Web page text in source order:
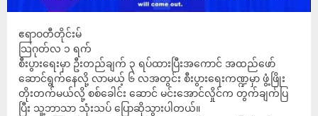
ဧရာဝတီတိုင်းမ်
သြဂုတ်လ ၁ ရက်
စီးပွားရေးမှာ ဦးတည်ချက် ၃ ရပ်ထားပြီးအကောင် အထည်ဖော်
ဆောင်ရွက်နေလို့ လာမယ့် ၆ လအတွင်း စီးပွားရေးကဏ္ဍမှာ ဖွံ့ဖြိုး
တိုးတက်မယ်လို့ စစ်ခေါင်း ဆောင် မင်းအောင်လှိုင်က တွက်ချက်ပြ
ပြီး သူ့ဘာသာ သုံးသပ် ပြောဆိုသွားပါတယ်။